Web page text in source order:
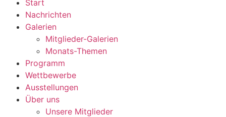
Start
Nachrichten
Galerien
Mitglieder-Galerien
Monats-Themen
Programm
Wettbewerbe
Ausstellungen
Über uns
Unsere Mitglieder